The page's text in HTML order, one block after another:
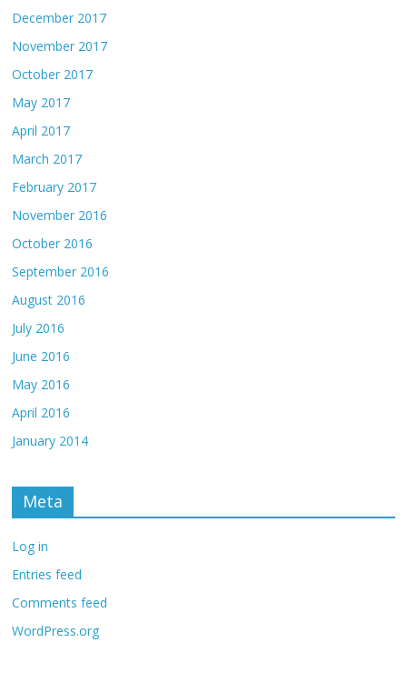
December 2017
November 2017
October 2017
May 2017
April 2017
March 2017
February 2017
November 2016
October 2016
September 2016
August 2016
July 2016
June 2016
May 2016
April 2016
January 2014
Meta
Log in
Entries feed
Comments feed
WordPress.org